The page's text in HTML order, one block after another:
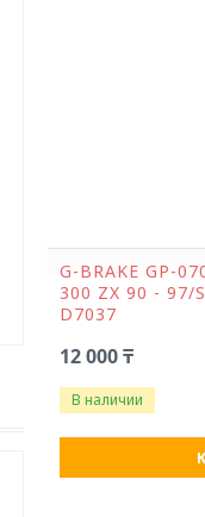
G-BRAKE GP-
300 ZX 90 - 97/
D7037
12 000 ₸
В наличии